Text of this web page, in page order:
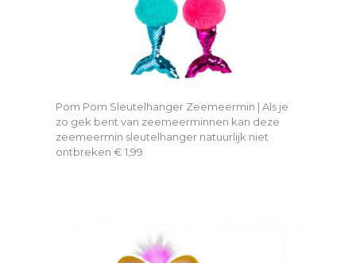
Pom Pom Sleutelhanger Zeemeermin | Als je
zo gek bent van zeemeerminnen kan deze
zeemeermin sleutelhanger natuurlijk niet
ontbreken € 1,99